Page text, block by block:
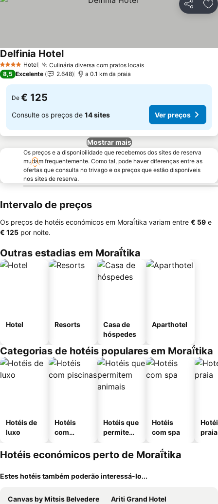
Partilhar
4 EstrelasHotel Culinária diversa com pratos locaisVer preços
Delfinia HotelVer preços
8,5 Excelente 2.648 a 0.1 km da praia
De € 125
Consulte os preços de 14 sites Ver preços
Mostrar mais
Os preços e a disponibilidade que recebemos dos sites de reserva
mudam frequentemente. Como tal, pode haver diferenças entre as
ofertas que consulta no trivago e os preços que estão disponíveis
nos sites de reserva.
Intervalo de preços
Os preços de hotéis económicos em Moraḯtika variam entre ‎€ 59 e
‎€ 125 por noite.
Outras estadias em Moraḯtika
Hotel Resorts
Casa de
hóspedes
Aparthotel
Categorias de hotéis populares em Moraḯtika
Hotéis de
luxo
Hotéis
com
Hotéis que
permitem
Hotéis
com spa
praia
Hotéis económicos perto de Moraḯtika
Estes hotéis também poderão interessá-lo...
Canvas by Mitsis Belvedere
Ariti Grand Hotel